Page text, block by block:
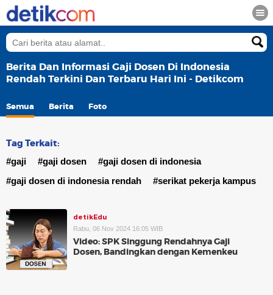
Berita Dan Informasi Gaji Dosen Di Indonesia
Rendah Terkini Dan Terbaru Hari Ini - Detikcom
Semua Berita Foto
Tag Terkait:
#gaji #gaji dosen
#gaji dosen di indonesia
#gaji dosen di indonesia rendah
#serikat pekerja kampus
detikEdu
Rabu, 06 Nov 2024 16:05 WIB
Video: SPK Singgung Rendahnya Gaji
Dosen, Bandingkan dengan Kemenkeu